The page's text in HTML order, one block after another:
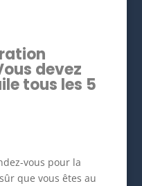
devez
tous les 5
vous pour la
que vous êtes au